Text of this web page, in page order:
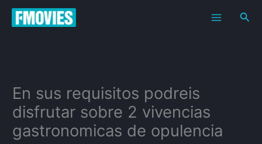
Skip
En sus requisitos podreis
disfrutar sobre 2 vivencias
gastronomicas de opulencia